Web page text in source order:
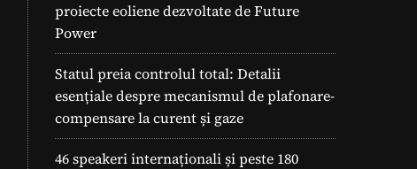
proiecte eoliene dezvoltate de Future
Power
Statul preia controlul total: Detalii
esențiale despre mecanismul de plafonare-
compensare la curent și gaze
46 speakeri internaționali și peste 180